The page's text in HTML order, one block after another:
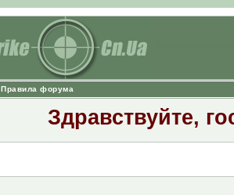
Правила форума
Здравствуйте,